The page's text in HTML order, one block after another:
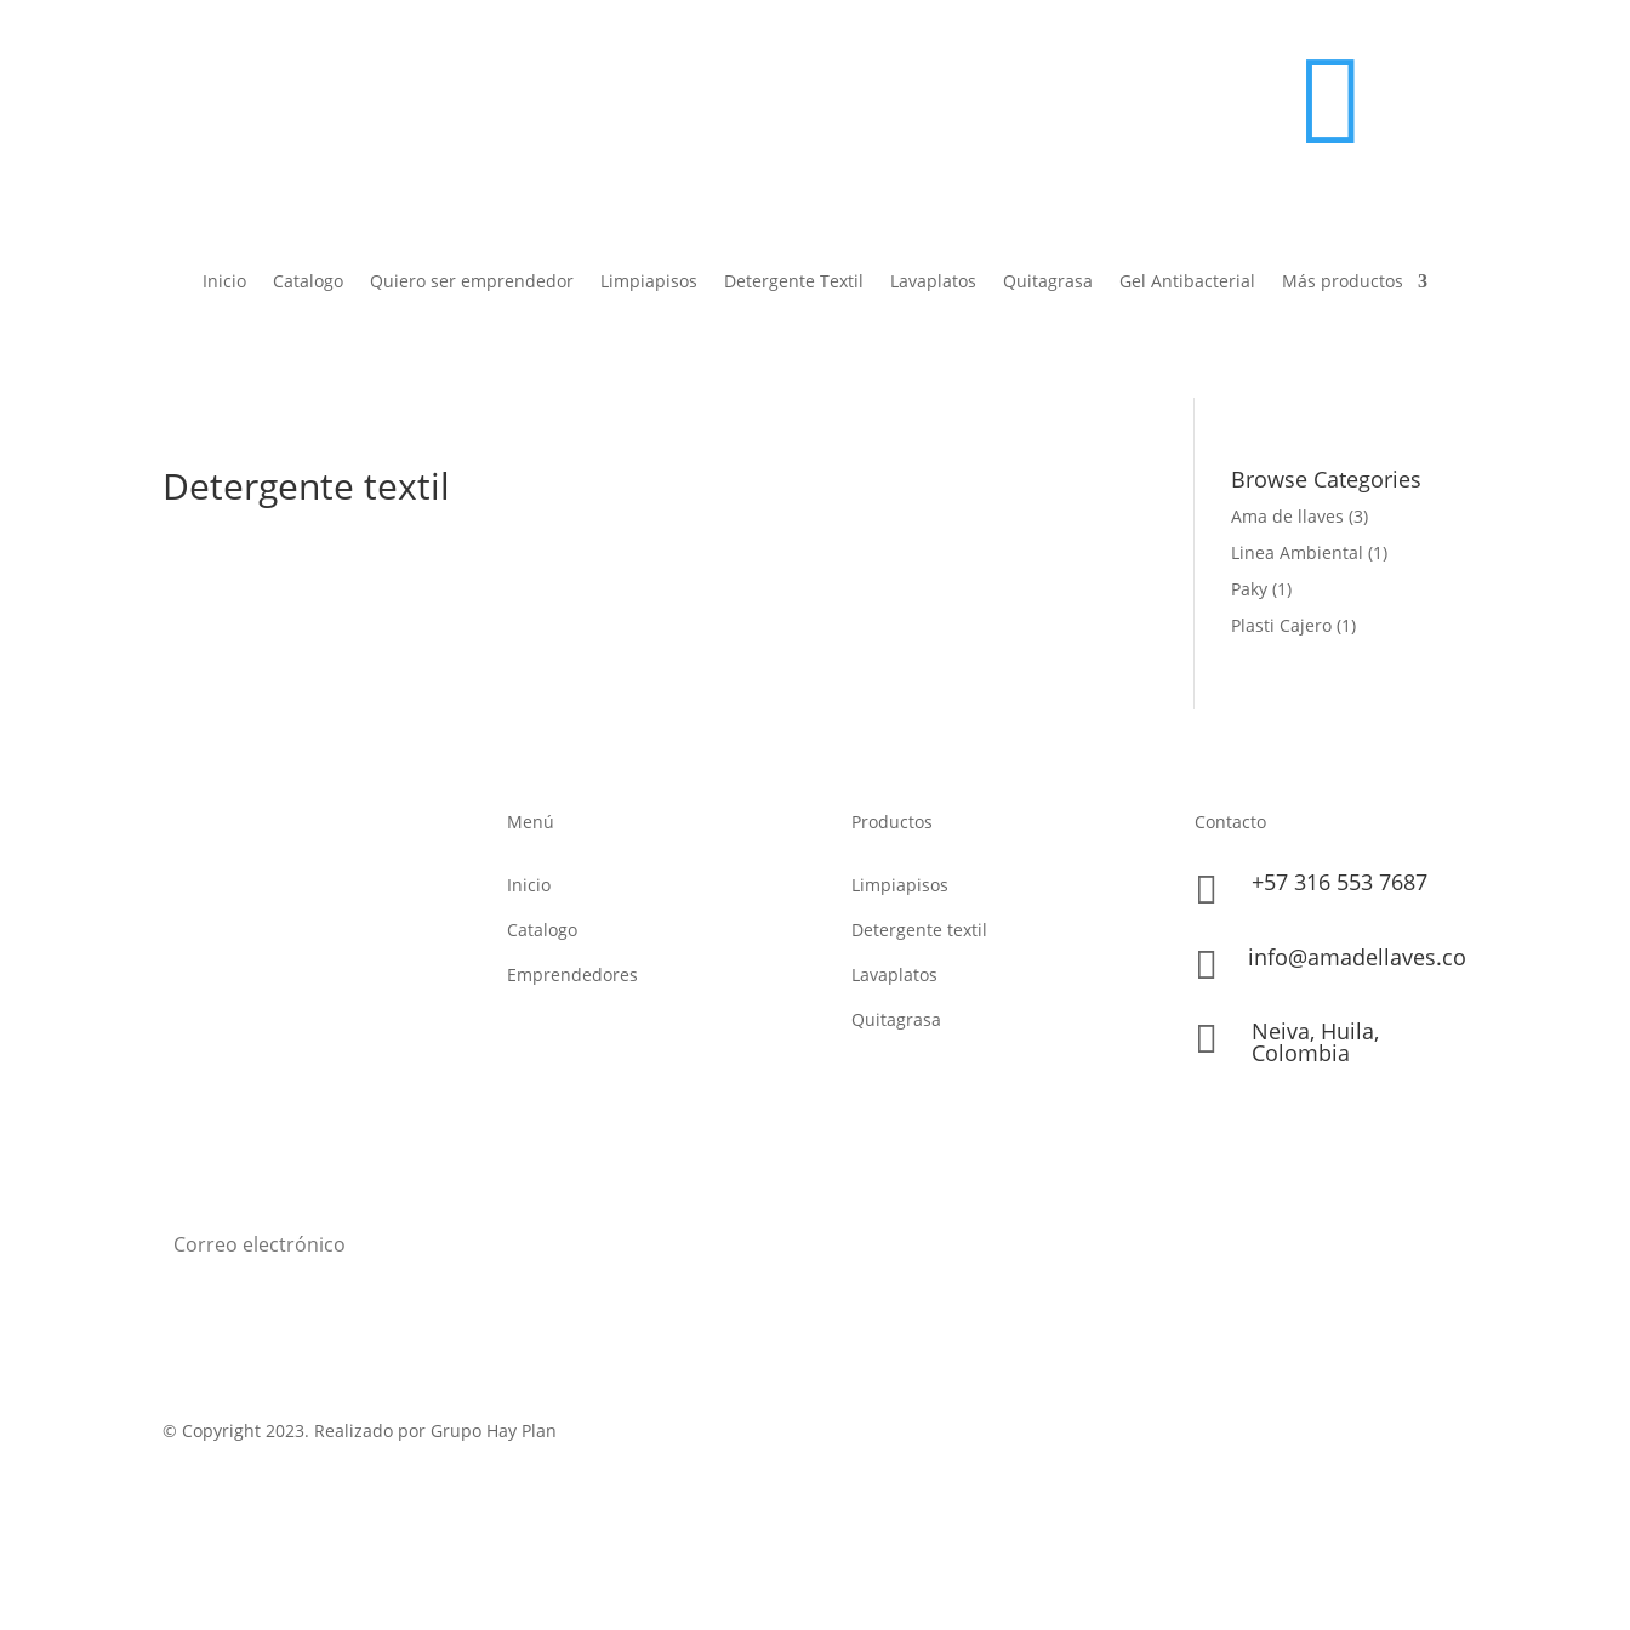

Inicio Catalogo Quiero ser emprendedor Limpiapisos Detergente Textil Lavaplatos Quitagrasa Gel Antibacterial Más productos
Detergente textil Browse Categories
Ama de llaves (3)
Linea Ambiental (1)
Paky (1)
Plasti Cajero (1)
Menú
Inicio
Catalogo
Emprendedores
Productos
Limpiapisos
Detergente textil
Lavaplatos
Quitagrasa
Contacto
 +57 316 553 7687
 info@amadellaves.co
 Neiva, Huila,
Colombia
© Copyright 2023. Realizado por Grupo Hay Plan